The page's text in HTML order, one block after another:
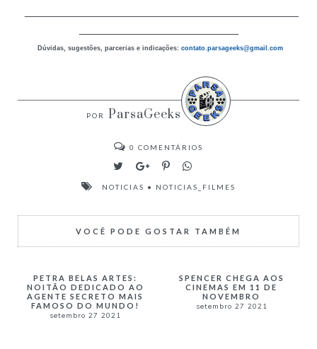
Dúvidas, sugestões, parcerias e indicações: contato.parsageeks@gmail.com
ParsaGeeks
0 COMENTÁRIOS
NOTICIAS • NOTICIAS_FILMES
VOCÊ PODE GOSTAR TAMBÉM
PETRA BELAS ARTES:
NOITÃO DEDICADO AO
AGENTE SECRETO MAIS
FAMOSO DO MUNDO!
setembro 27 2021
SPENCER CHEGA AOS
CINEMAS EM 11 DE
NOVEMBRO
setembro 27 2021